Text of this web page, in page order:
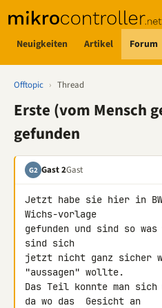
Neuigkeiten Artikel Forum
Offtopic › Thread
Erste (vom Mensch
gefunden
G2 Gast 2Gast
Jetzt habe sie hier in
Wichs-vorlage
gefunden und sind so
sind sich
jetzt nicht ganz sicher
"aussagen" wollte.
Das Teil konnte man sich
da wo das  Gesicht an